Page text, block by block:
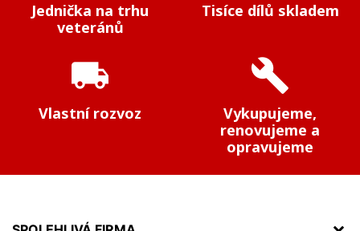
Jednička na trhu
veteránů
Tisíce dílů skladem
local_shipping
Vlastní rozvoz
build
Vykupujeme,
renovujeme a
opravujeme